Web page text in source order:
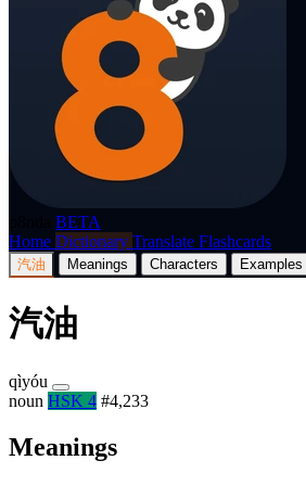
BETA
Home Dictionary Translate Flashcards
汽油 Meanings Characters Examples
汽油
qìyóu
noun HSK 4 #4,233
Meanings